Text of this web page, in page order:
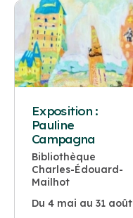
Exposition :
Pauline
Campagna
Bibliothèque
Charles-Édouard-
Mailhot
Du 4 mai au 31 août